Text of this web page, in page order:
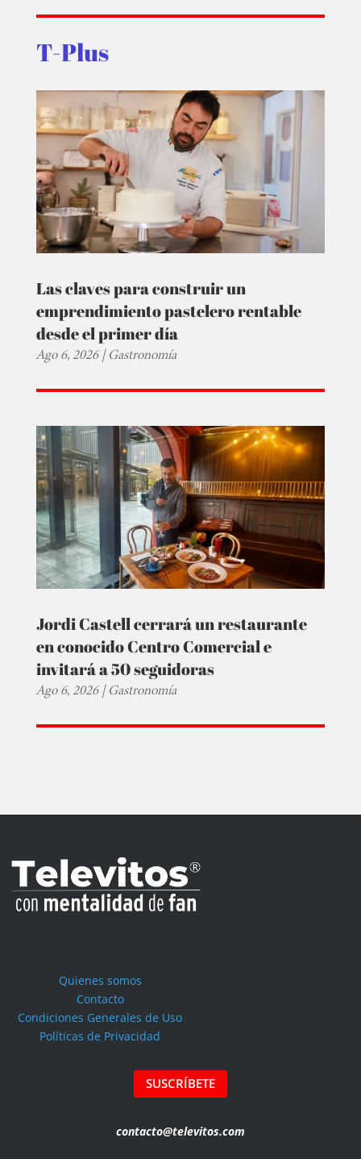
T-Plus
Las claves para construir un
emprendimiento pastelero rentable
desde el primer día
Ago 6, 2026|Gastronomía
Jordi Castell cerrará un restaurante
en conocido Centro Comercial e
invitará a 50 seguidoras
Ago 6, 2026|Gastronomía
Quienes somos
Contacto
Condiciones Generales de Uso
Políticas de Privacidad
SUSCRÍBETE
contacto@televitos.com